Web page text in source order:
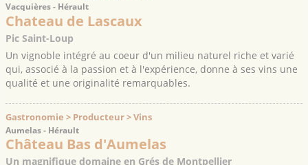
Vacquières - Hérault
Chateau de Lascaux
Pic Saint-Loup
Un vignoble intégré au coeur d'un milieu naturel riche et varié
qui, associé à la passion et à l'expérience, donne à ses vins une
qualité et une originalité remarquables.
Gastronomie > Producteur > Vins
Aumelas - Hérault
Château Bas d'Aumelas
Un magnifique domaine en Grés de Montpellier